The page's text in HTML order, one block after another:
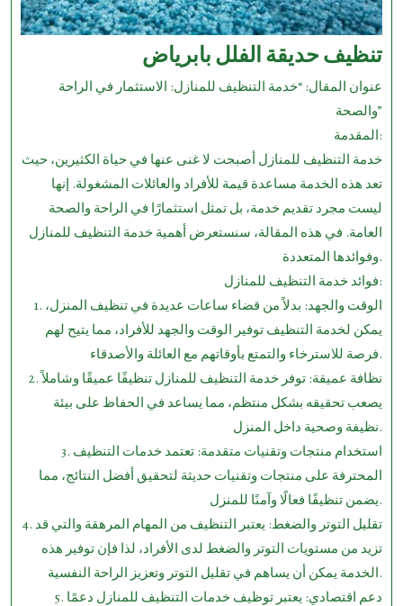
تنظيف حديقة الفلل بابرياض
عنوان المقال: “خدمة التنظيف للمنازل: الاستثمار في الراحة
والصحة”
المقدمة:
خدمة التنظيف للمنازل أصبحت لا غنى عنها في حياة الكثيرين، حيث
تعد هذه الخدمة مساعدة قيمة للأفراد والعائلات المشغولة. إنها
ليست مجرد تقديم خدمة، بل تمثل استثمارًا في الراحة والصحة
العامة. في هذه المقالة، سنستعرض أهمية خدمة التنظيف للمنازل
وفوائدها المتعددة.
فوائد خدمة التنظيف للمنازل:
1. الوقت والجهد: بدلاً من قضاء ساعات عديدة في تنظيف المنزل،
يمكن لخدمة التنظيف توفير الوقت والجهد للأفراد، مما يتيح لهم
فرصة للاسترخاء والتمتع بأوقاتهم مع العائلة والأصدقاء.
2. نظافة عميقة: توفر خدمة التنظيف للمنازل تنظيفًا عميقًا وشاملاً
يصعب تحقيقه بشكل منتظم، مما يساعد في الحفاظ على بيئة
نظيفة وصحية داخل المنزل.
3. استخدام منتجات وتقنيات متقدمة: تعتمد خدمات التنظيف
المحترفة على منتجات وتقنيات حديثة لتحقيق أفضل النتائج، مما
يضمن تنظيفًا فعالًا وآمنًا للمنزل.
4. تقليل التوتر والضغط: يعتبر التنظيف من المهام المرهقة والتي قد
تزيد من مستويات التوتر والضغط لدى الأفراد، لذا فإن توفير هذه
الخدمة يمكن أن يساهم في تقليل التوتر وتعزيز الراحة النفسية.
5. دعم اقتصادي: يعتبر توظيف خدمات التنظيف للمنازل دعمًا